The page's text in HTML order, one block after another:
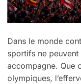
Dans le monde
sportifs ne
accompagne. Que
olympiques,